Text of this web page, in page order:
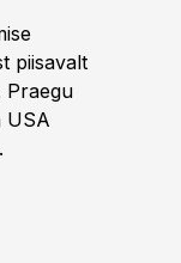
piisavalt
Praegu
USA